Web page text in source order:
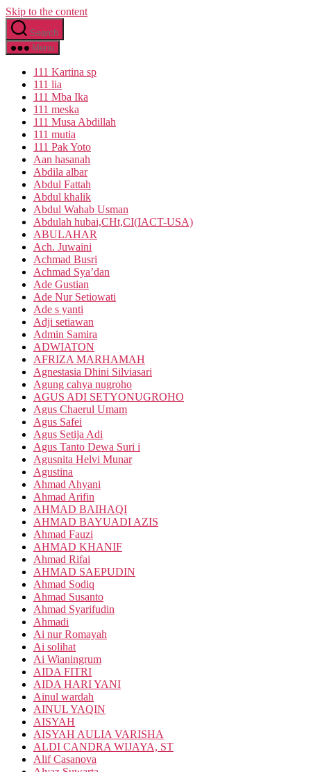
Skip to the content
Search
Menu
111 Kartina sp
111 lia
111 Mba Ika
111 meska
111 Musa Abdillah
111 mutia
111 Pak Yoto
Aan hasanah
Abdila albar
Abdul Fattah
Abdul khalik
Abdul Wahab Usman
Abdulah hubai,CHt,CI(IACT-USA)
ABULAHAR
Ach. Juwaini
Achmad Busri
Achmad Sya’dan
Ade Gustian
Ade Nur Setiowati
Ade s yanti
Adji setiawan
Admin Samira
ADWIATON
AFRIZA MARHAMAH
Agnestasia Dhini Silviasari
Agung cahya nugroho
AGUS ADI SETYONUGROHO
Agus Chaerul Umam
Agus Safei
Agus Setija Adi
Agus Tanto Dewa Suri i
Agusnita Helvi Munar
Agustina
Ahmad Ahyani
Ahmad Arifin
AHMAD BAIHAQI
AHMAD BAYUADI AZIS
Ahmad Fauzi
AHMAD KHANIF
Ahmad Rifai
AHMAD SAEPUDIN
Ahmad Sodiq
Ahmad Susanto
Ahmad Syarifudin
Ahmadi
Ai nur Romayah
Ai solihat
Ai Wianingrum
AIDA FITRI
AIDA HARI YANI
Ainul wardah
AINUL YAQIN
AISYAH
AISYAH AULIA VARISHA
ALDI CANDRA WIJAYA, ST
Alif Casanova